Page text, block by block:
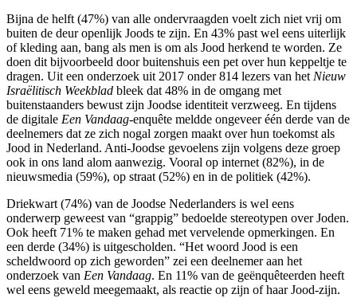
Bijna de helft (47%) van alle ondervraagden voelt zich niet vrij om
buiten de deur openlijk Joods te zijn. En 43% past wel eens uiterlijk
of kleding aan, bang als men is om als Jood herkend te worden. Ze
doen dit bijvoorbeeld door buitenshuis een pet over hun keppeltje te
dragen. Uit een onderzoek uit 2017 onder 814 lezers van hetNieuw
Israëlitisch Weekblad bleek dat 48% in de omgang met
buitenstaanders bewust zijn Joodse identiteit verzweeg. En tijdens
de digitale Een Vandaag-enquête meldde ongeveer één derde van de
deelnemers dat ze zich nogal zorgen maakt over hun toekomst als
Jood in Nederland. Anti-Joodse gevoelens zijn volgens deze groep
ook in ons land alom aanwezig. Vooral op internet (82%), in de
nieuwsmedia (59%), op straat (52%) en in de politiek (42%).
Driekwart (74%) van de Joodse Nederlanders is wel eens
onderwerp geweest van “grappig” bedoelde stereotypen over Joden.
Ook heeft 71% te maken gehad met vervelende opmerkingen. En
een derde (34%) is uitgescholden. “Het woord Jood is een
scheldwoord op zich geworden” zei een deelnemer aan het
onderzoek van Een Vandaag. En 11% van de geënquêteerden heeft
wel eens geweld meegemaakt, als reactie op zijn of haar Jood-zijn.